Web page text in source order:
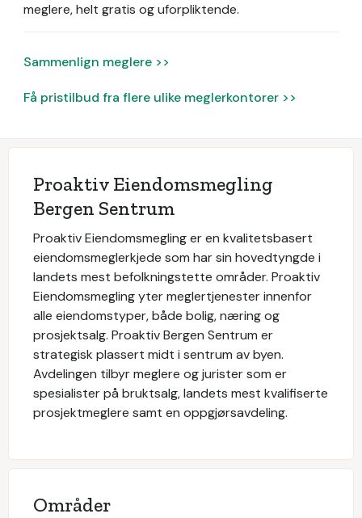
meglere, helt gratis og uforpliktende.
Sammenlign meglere >>
Få pristilbud fra flere ulike meglerkontorer >>
Proaktiv Eiendomsmegling
Bergen Sentrum
Proaktiv Eiendomsmegling er en kvalitetsbasert
eiendomsmeglerkjede som har sin hovedtyngde i
landets mest befolkningstette områder. Proaktiv
Eiendomsmegling yter meglertjenester innenfor
alle eiendomstyper, både bolig, næring og
prosjektsalg. Proaktiv Bergen Sentrum er
strategisk plassert midt i sentrum av byen.
Avdelingen tilbyr meglere og jurister som er
spesialister på bruktsalg, landets mest kvalifiserte
prosjektmeglere samt en oppgjørsavdeling.
Områder